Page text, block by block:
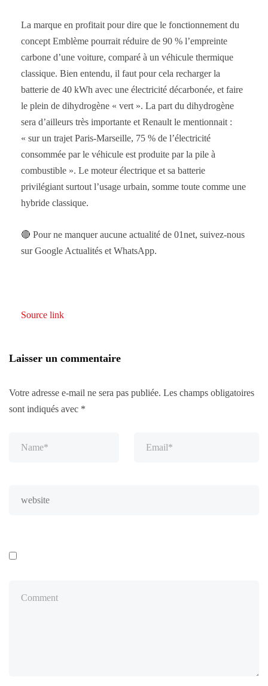
La marque en profitait pour dire que le fonctionnement du
concept Emblème pourrait réduire de 90 % l’empreinte
carbone d’une voiture, comparé à un véhicule thermique
classique. Bien entendu, il faut pour cela recharger la
batterie de 40 kWh avec une électricité décarbonée, et faire
le plein de dihydrogène « vert ». La part du dihydrogène
sera d’ailleurs très importante et Renault le mentionnait :
« sur un trajet Paris-Marseille, 75 % de l’électricité
consommée par le véhicule est produite par la pile à
combustible ». Le moteur électrique et sa batterie
privilégiant surtout l’usage urbain, somme toute comme une
hybride classique.
🔴 Pour ne manquer aucune actualité de 01net, suivez-nous
sur Google Actualités et WhatsApp.
Source link
Laisser un commentaire
Votre adresse e-mail ne sera pas publiée. Les champs obligatoires
sont indiqués avec *